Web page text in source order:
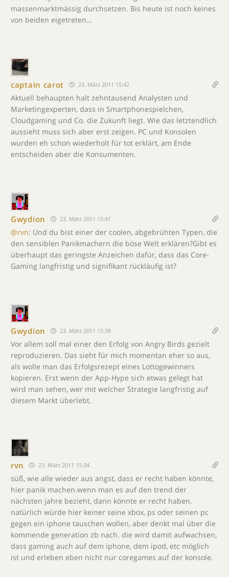
massenmarktmässig durchsetzen. Bis heute ist noch keines
von beiden eigetreten…
captain carot 23. März 2011 15:42
Aktuell behaupten halt zehntausend Analysten und
Marketingexperten, dass in Smartphonespielchen,
Cloudgaming und Co. die Zukunft liegt. Wie das letztendlich
aussieht muss sich aber erst zeigen. PC und Konsolen
wurden eh schon wiederholt für tot erklärt, am Ende
entscheiden aber die Konsumenten.
Gwydion 23. März 2011 15:41
@rvn: Und du bist einer der coolen, abgebrühten Typen, die
den sensiblen Panikmachern die böse Welt erklären?Gibt es
überhaupt das geringste Anzeichen dafür, dass das Core-
Gaming langfristig und signifikant rückläufig ist?
Gwydion 23. März 2011 15:38
Vor allem soll mal einer den Erfolg von Angry Birds gezielt
reproduzieren. Das sieht für mich momentan eher so aus,
als wolle man das Erfolgsrezept eines Lottogewinners
kopieren. Erst wenn der App-Hype sich etwas gelegt hat
wird man sehen, wer mit welcher Strategie langfristig auf
diesem Markt überlebt.
rvn 23. März 2011 15:34
süß, wie alle wieder aus angst, dass er recht haben könnte,
hier panik machen.wenn man es auf den trend der
nächsten jahre bezieht, dann könnte er recht haben.
natürlich würde hier keiner seine xbox, ps oder seinen pc
gegen ein iphone tauschen wollen, aber denkt mal über die
kommende generation zb nach. die wird damit aufwachsen,
dass gaming auch auf dem iphone, dem ipod, etc möglich
ist und erleben eben nicht nur coregames auf der konsole.